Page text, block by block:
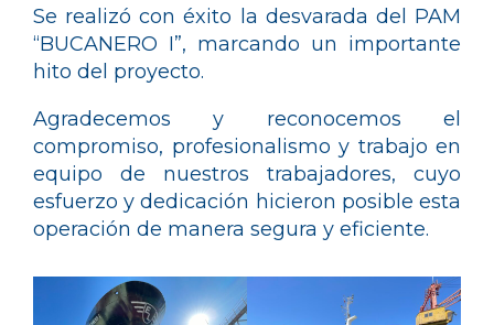
Se realizó con éxito la desvarada del PAM
“BUCANERO I”, marcando un importante
hito del proyecto.
Agradecemos y reconocemos el
compromiso, profesionalismo y trabajo en
equipo de nuestros trabajadores, cuyo
esfuerzo y dedicación hicieron posible esta
operación de manera segura y eficiente.